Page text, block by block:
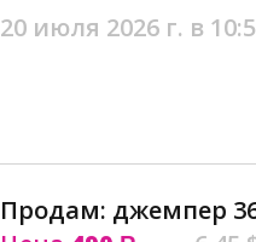
20 июля 2026 г. в
Продам: джемпер